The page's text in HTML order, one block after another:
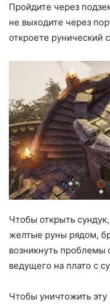
Пройдите через
не выходите через
откроете рунический
Чтобы открыть
желтые руны рядом,
возникнуть проблемы
ведущего на плато с
Чтобы уничтожить